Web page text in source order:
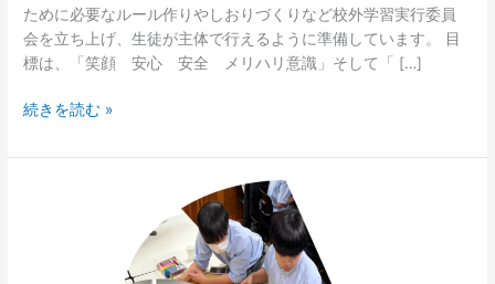
ために必要なルール作りやしおりづくりなど校外学習実行委員
会を立ち上げ、生徒が主体で行えるように準備しています。 目
標は、「笑顔 安心 安全 メリハリ意識」そして「 […]
続きを読む »